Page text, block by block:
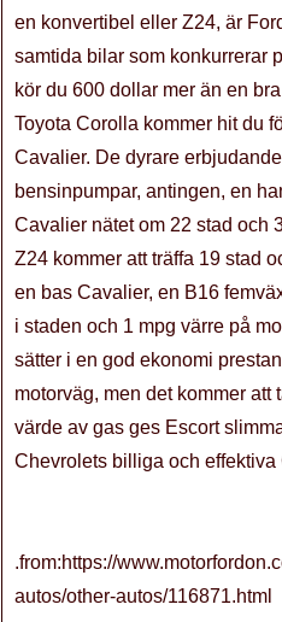
en konvertibel eller Z24, är
samtida bilar som konkurrerar
kör du 600 dollar mer än en
Toyota Corolla kommer hit du
Cavalier. De dyrare
bensinpumpar, antingen, en
Cavalier nätet om 22 stad och
Z24 kommer att träffa 19 stad
en bas Cavalier, en B16
i staden och 1 mpg värre på
sätter i en god ekonomi
motorväg, men det kommer att
värde av gas ges Escort
Chevrolets billiga och effektiva
.from:https://
autos/other-autos/116871.html